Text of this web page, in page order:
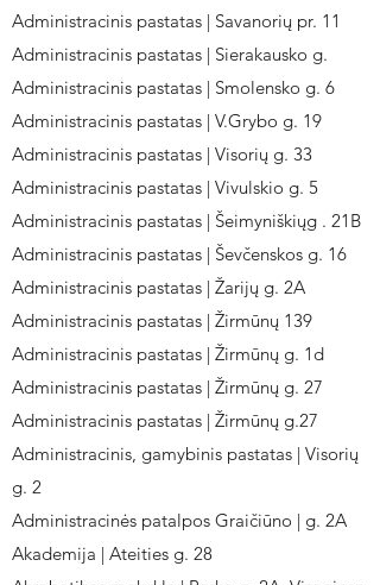
Administracinis pastatas | Savanorių pr. 11
Administracinis pastatas | Sierakausko g.
Administracinis pastatas | Smolensko g. 6
Administracinis pastatas | V.Grybo g. 19
Administracinis pastatas | Visorių g. 33
Administracinis pastatas | Vivulskio g. 5
Administracinis pastatas | Šeimyniškiųg . 21B
Administracinis pastatas | Ševčenskos g. 16
Administracinis pastatas | Žarijų g. 2A
Administracinis pastatas | Žirmūnų 139
Administracinis pastatas | Žirmūnų g. 1d
Administracinis pastatas | Žirmūnų g. 27
Administracinis pastatas | Žirmūnų g.27
Administracinis, gamybinis pastatas | Visorių
g. 2
Administracinės patalpos Graičiūno | g. 2A
Akademija | Ateities g. 28